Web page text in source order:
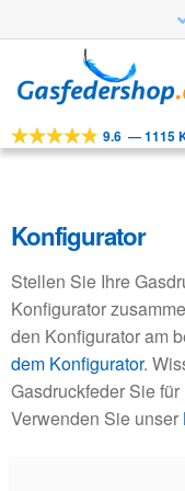
to
navigation
to
content
WERKZEUGE
ANWENDUNGEN
KUNDENSERVICE
FAQ
9.6 —1115
Konfigurator
Stellen Sie Ihre
Konfigurator
den Konfigurator am
dem Konfigurator.
Gasdruckfeder Sie
Verwenden Sie unser